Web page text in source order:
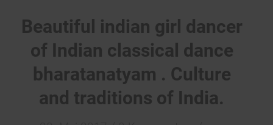
Beautiful indian girl dancer
of Indian classical dance
bharatanatyam . Culture
and traditions of India.